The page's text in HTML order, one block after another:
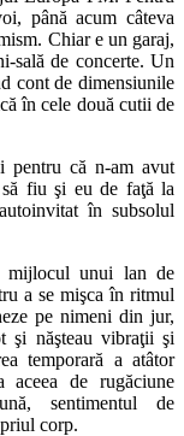
până acum câteva
Chiar e un garaj,
sală de concerte. Un
cont de dimensiunile
în cele două cutii de
pentru că n-am avut
fiu şi eu de faţă la
în subsolul
mijlocul unui lan de
a se mişca în ritmul
pe nimeni din jur,
şi năşteau vibraţii şi
temporară a atâtor
aceea de rugăciune
sentimentul de
corp.